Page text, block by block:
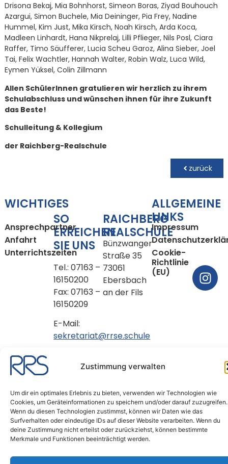
Zustimmung verwalten
Um dir ein optimales Erlebnis zu bieten, verwenden wir Technologien wie
Cookies, um Geräteinformationen zu speichern und/oder darauf zuzugreifen.
Wenn du diesen Technologien zustimmst, können wir Daten wie das
Surfverhalten oder eindeutige IDs auf dieser Website verarbeiten. Wenn du
deine Zustimmung nicht erteilst oder zurückziehst, können bestimmte
Merkmale und Funktionen beeinträchtigt werden.
Drisona Bekaj, Mia Bohnhorst, Simeon Boras, Ziyad Bouhouch
Azargui, Simon Buchele, Mia Deininger, Pia Frey, Nadine
Hummel, Kim Just, Mika Kirsch, Noah Kirsch, Arda Koca,
Madleen Linhardt, Hana Nikprelaj, Lilli Pflieger, Nils Posl, Ciara
Raffer, Timo Säufferer, Lucia Scheu Garoz, Alina Sieber, Joel
Tai, Felix Wachtler, Hannah Walter, Robin Walz, Luca Wild,
Eymen Yüksel, Colin Zillmann
Allen SchülerInnen gratulieren wir herzlich zu ihrem
Schulabschluss und wünschen ihnen für ihre Zukunft
das Beste!
Schulleitung & Kollegium
der Raichberg-Realschule
zurück
WICHTIGES
Ansprechpartner
Anfahrt
Unterrichtszeiten
SO
ERREICHEN
SIE UNS
Tel.: 07163 –
16150200
Fax: 07163 –
16150209
E-Mail:
sekretariat@rrse.schule
RAICHBERG
REALSCHULE
Bünzwanger
Straße 35
73061
Ebersbach
an der Fils
ALLGEMEINE
LINKS
Impressum
Cookie-
Richtlinie
(EU)
Copyright © 2026
Raichberg-Realschule